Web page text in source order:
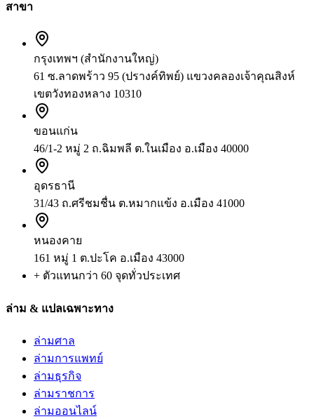
สาขา
กรุงเทพฯ (สำนักงานใหญ่)
61 ซ.ลาดพร้าว 95 (ปรางค์ทิพย์) แขวงคลองเจ้าคุณสิงห์
เขตวังทองหลาง 10310
ขอนแก่น
46/1-2 หมู่ 2 ถ.ฉิมพลี ต.ในเมือง อ.เมือง 40000
อุดรธานี
31/43 ถ.ศรีชมชื่น ต.หมากแข้ง อ.เมือง 41000
หนองคาย
161 หมู่ 1 ต.ปะโค อ.เมือง 43000
+ ตัวแทนกว่า 60 จุดทั่วประเทศ
ล่าม & แปลเฉพาะทาง
ล่ามศาล
ล่ามการแพทย์
ล่ามธุรกิจ
ล่ามราชการ
ล่ามออนไลน์